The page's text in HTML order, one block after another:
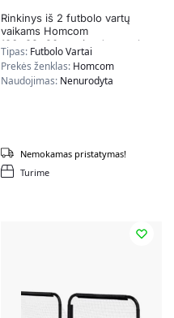
Rinkinys iš 2 futbolo vartų
vaikams Homcom
186x89x90cm., juodos spalvos
Tipas: Futbolo Vartai
Prekės ženklas: Homcom
Naudojimas: Nenurodyta
Turime
Nemokamas pristatymas!